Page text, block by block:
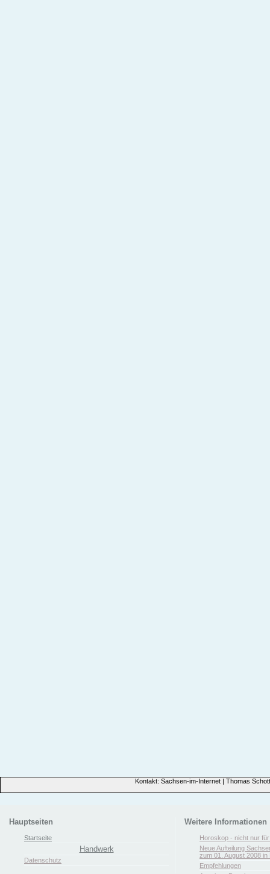
Kontakt: Sachsen-im-Internet | Thomas
Hauptseiten
Startseite
Handwerk
Datenschutz
Weitere Informationen
Horoskop - nicht nur
Neue Aufteilung
zum 01. August 2008 in
Empfehlungen